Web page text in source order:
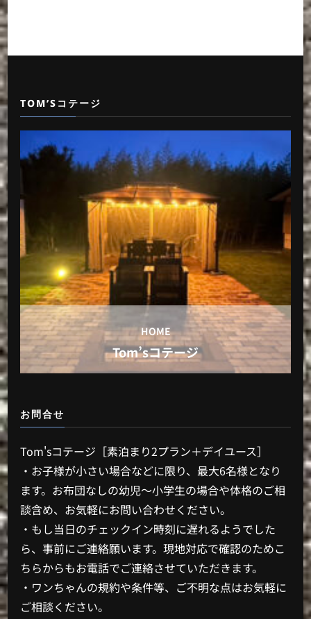
TOM’Sコテージ
HOME
Tom’sコテージ
お問合せ
Tom'sコテージ［素泊まり2プラン＋デイユース］
・お子様が小さい場合などに限り、最大6名様となり
ます。お布団なしの幼児～小学生の場合や体格のご相
談含め、お気軽にお問い合わせください。
・もし当日のチェックイン時刻に遅れるようでした
ら、事前にご連絡願います。現地対応で確認のためこ
ちらからもお電話でご連絡させていただきます。
・ワンちゃんの規約や条件等、ご不明な点はお気軽に
ご相談ください。